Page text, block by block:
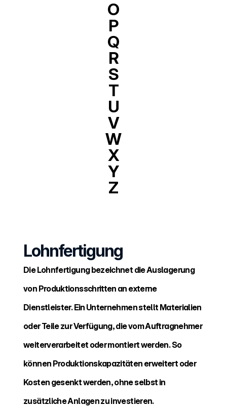
O
P
Q
R
S
T
U
V
W
X
Y
Z
Lohnfertigung
Die Lohnfertigung bezeichnet die Auslagerung
von Produktionsschritten an externe
Dienstleister. Ein Unternehmen stellt Materialien
oder Teile zur Verfügung, die vom Auftragnehmer
weiterverarbeitet oder montiert werden. So
können Produktionskapazitäten erweitert oder
Kosten gesenkt werden, ohne selbst in
zusätzliche Anlagen zu investieren.